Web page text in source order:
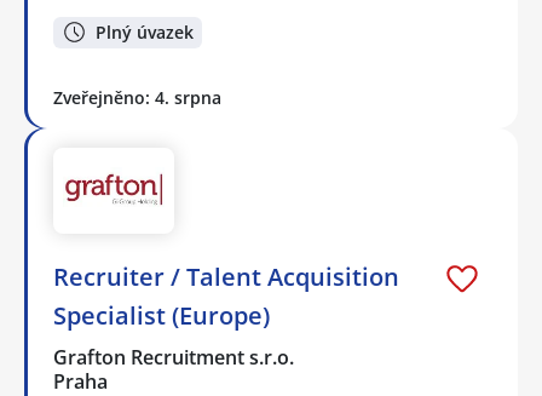
Plný úvazek
Zveřejněno: 4. srpna
Recruiter / Talent Acquisition
Specialist (Europe)
Grafton Recruitment s.r.o.
Praha